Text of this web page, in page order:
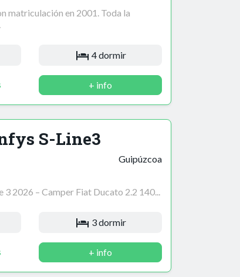
matriculación en 2001. Toda la
4 dormir
+ info
S-Line3
Guipúzcoa
2026 – Camper Fiat Ducato 2.2 140...
3 dormir
+ info